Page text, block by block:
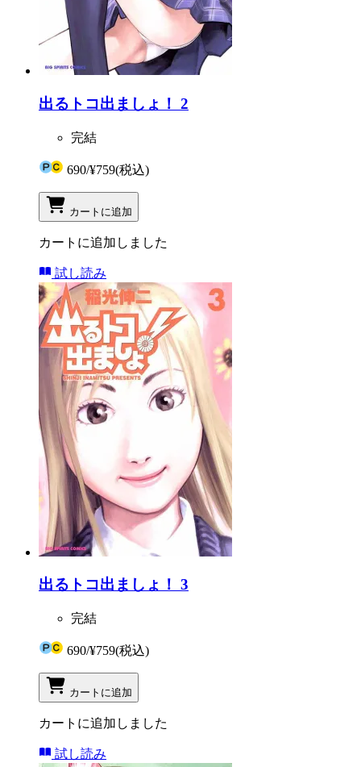
出るトコ出ましょ！ 2
完結
690/¥759(税込)
カートに追加
カートに追加しました
試し読み
出るトコ出ましょ！ 3
完結
690/¥759(税込)
カートに追加
カートに追加しました
試し読み